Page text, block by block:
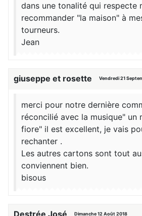
dans une tonalité qui respecte
recommander "la maison" à
tourneurs.
Jean
giuseppe et rosette Vendredi 21
merci pour notre dernière
réconcilié avec la musique" un
fiore" il est excellent, je vais
rechanter .
Les autres cartons sont tout
conviennent bien.
bisous
Destrée José Dimanche 12 Août 2018